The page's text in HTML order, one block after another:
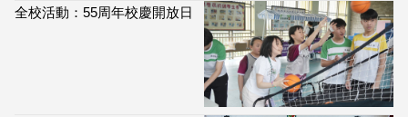
全校活動：55周年校慶開放日